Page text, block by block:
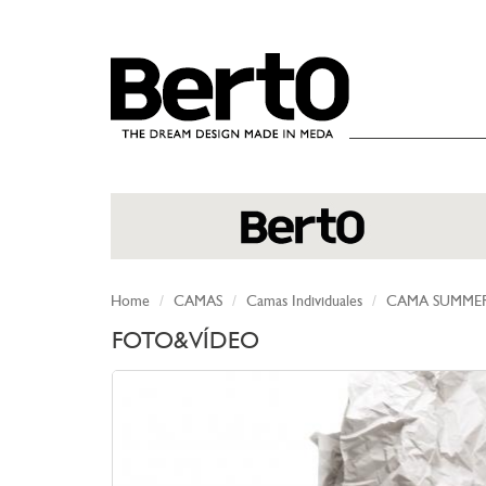
Home CAMAS Camas Individuales CAMA
FOTO&VÍDEO